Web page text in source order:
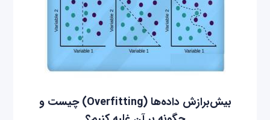
بیش‌برازش داده‌ها (Overfitting) چیست و